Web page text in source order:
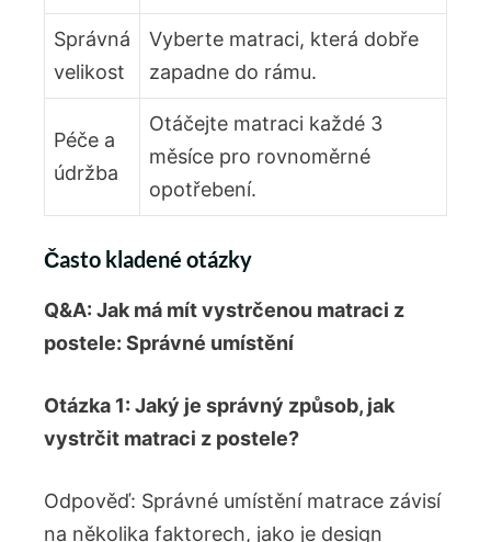
Správná
velikost
Vyberte matraci, která dobře
zapadne do rámu.
Péče a
údržba
Otáčejte matraci každé 3
měsíce pro rovnoměrné
opotřebení.
Často kladené otázky
Q&A: Jak má mít vystrčenou matraci z
postele: Správné umístění
Otázka 1: Jaký je správný způsob, jak
vystrčit matraci z postele?
Odpověď: Správné umístění matrace závisí
na několika faktorech, jako je design